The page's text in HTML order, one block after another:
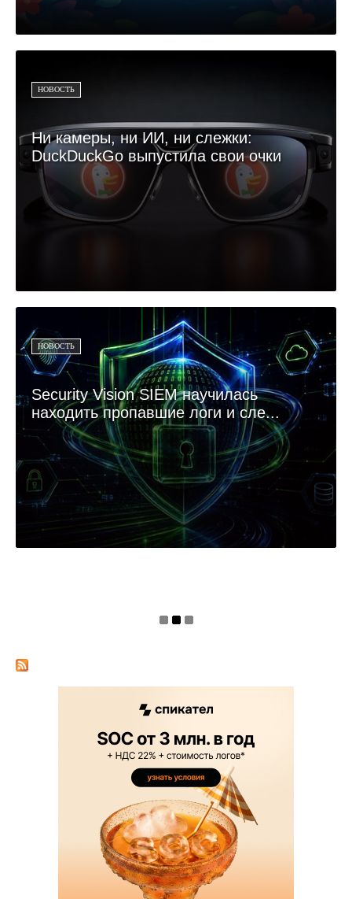
НОВОСТЬ
Ни камеры, ни ИИ, ни слежки:
DuckDuckGo выпустила свои очки
НОВОСТЬ
Security Vision SIEM научилась
находить пропавшие логи и сле...